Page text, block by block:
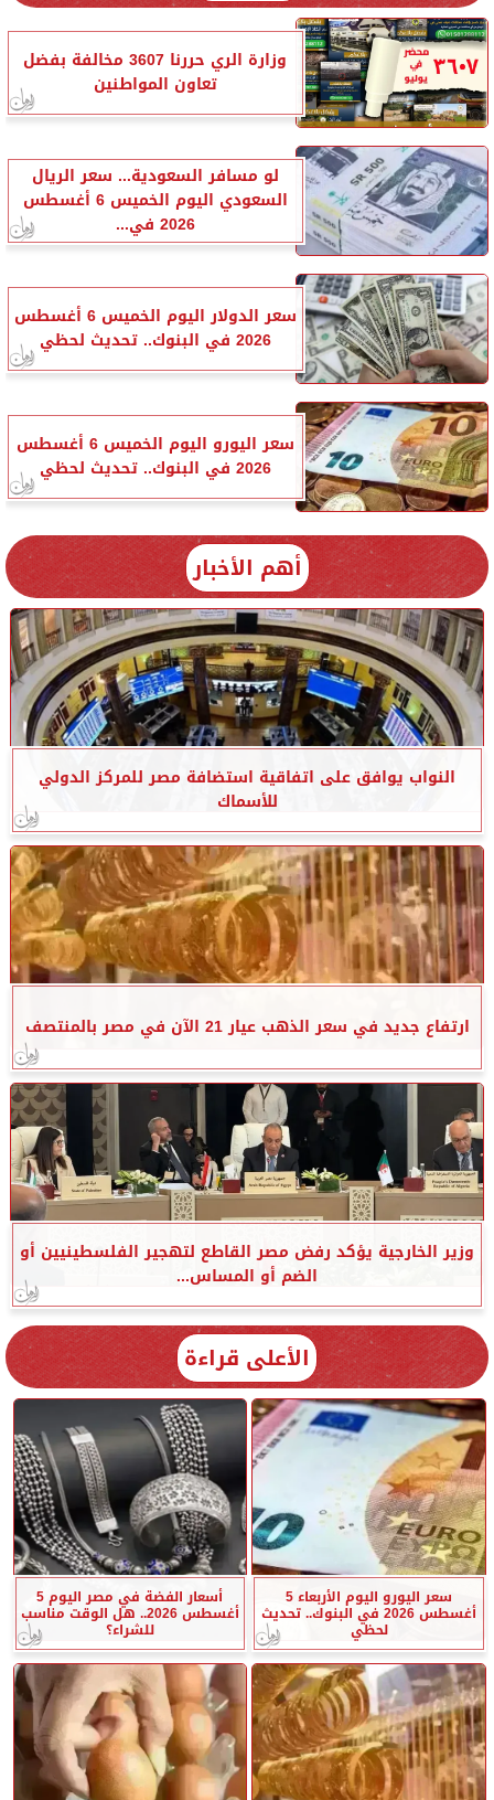
وزارة الري حررنا 3607 مخالفة بفضل
تعاون المواطنين
لو مسافر السعودية... سعر الريال
السعودي اليوم الخميس 6 أغسطس
2026 في...
سعر الدولار اليوم الخميس 6 أغسطس
2026 في البنوك.. تحديث لحظي
سعر اليورو اليوم الخميس 6 أغسطس
2026 في البنوك.. تحديث لحظي
أهم الأخبار
النواب يوافق على اتفاقية استضافة مصر للمركز الدولي
للأسماك
ارتفاع جديد في سعر الذهب عيار 21 الآن في مصر بالمنتصف
وزير الخارجية يؤكد رفض مصر القاطع لتهجير الفلسطينيين أو
الضم أو المساس...
الأعلى قراءة
سعر اليورو اليوم الأربعاء 5
أغسطس 2026 في البنوك.. تحديث
لحظي
أسعار الفضة في مصر اليوم 5
أغسطس 2026.. هل الوقت مناسب
للشراء؟